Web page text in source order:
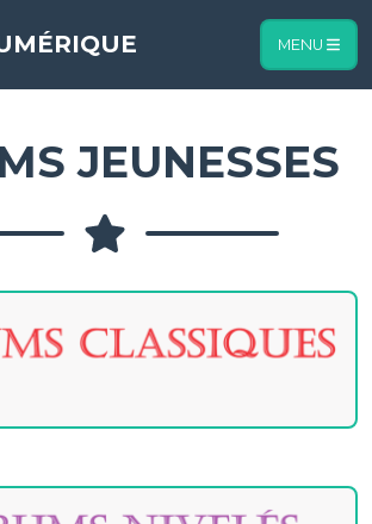
MENU
JEUNESSES